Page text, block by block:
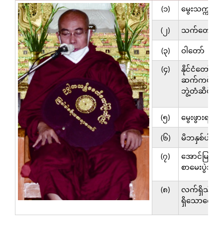
(၁) မွေးသက္ကရာဇ်
(၂) သက်တော်
(၃)
ဝါတော်
(၄)
နိုင်ငံတော်အ
ဆက်ကပ်သ
ဘွဲ့တံဆိပ်တော်
(၅) မွေးဖွားရာဇ
(၆)
မိဘနှစ်ပါး
(၇)
အောင်မြင်ထ
စာမေးပွဲအ
(၈)
လက်ရှိသီတင်
ရှိသောကျေ